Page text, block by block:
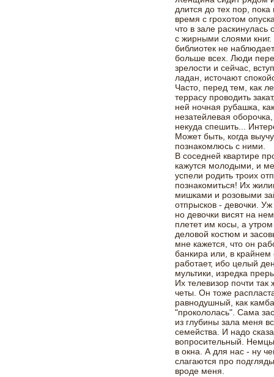
длится до тех пор, пока
время с грохотом
что в зале
с жирными слоями книг.
библиотек не
больше всех. Люди
зрелости и сейчас,
ладан, источают
Часто, перед тем, как
террасу проводить
ней ночная рубашка,
незатейлевая
некуда спешить...
Может быть, когда
познакомлюсь с ними.
В соседней квартире
кажутся молодыми, и
успели родить троих
познакомиться! Их
мишками и розовыми
отпрысков - девочки.
но девочки висят на
плетет им косы, а
деловой костюм и
мне кажется, что он
банкира или, в
работает, ибо целый
мультики, изредка
Их телевизор почти
четы. Он тоже
равнодушный, как
"прокололась". Сама
из глубины зала меня
семейства. И надо
вопросительный. Немцы
в окна. А для нас - ну
слагаются про
вроде меня.